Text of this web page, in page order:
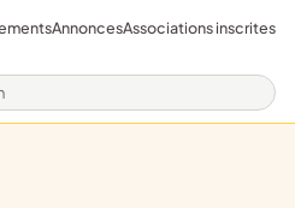
AnnoncesAssociations inscrites